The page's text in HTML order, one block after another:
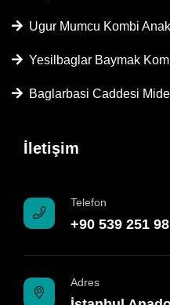
Ugur Mumcu Kombi
Yesilbaglar Baymak
Baglarbasi Caddesi
İletişim
Telefon
+90 539 251
Adres